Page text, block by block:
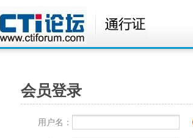
会员登录
用户名：